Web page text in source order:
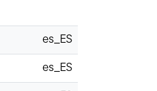
es_ES
es_ES